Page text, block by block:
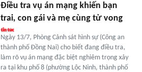
Điều tra vụ án mạng khiến bạn
trai, con gái và mẹ cùng tử vong
Ngày 13/7, Phòng Cảnh sát hình sự (Công an
thành phố Đồng Nai) cho biết đang điều tra,
làm rõ vụ án mạng đặc biệt nghiêm trọng xảy
ra tại khu phố 8 (phường Lộc Ninh, thành phố